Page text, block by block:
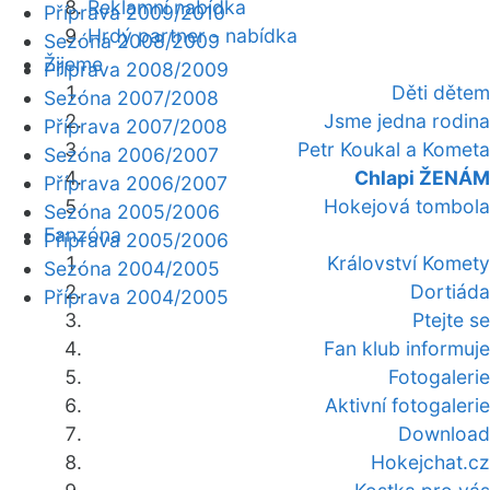
Reklamní nabídka
Hrdý partner - nabídka
Žijeme
Děti dětem
Jsme jedna rodina
Petr Koukal a Kometa
Chlapi ŽENÁM
Hokejová tombola
Fanzóna
Království Komety
Dortiáda
Ptejte se
Fan klub informuje
Fotogalerie
Aktivní fotogalerie
Download
Hokejchat.cz
Příprava 2009/2010
Sezóna 2008/2009
Příprava 2008/2009
Sezóna 2007/2008
Příprava 2007/2008
Sezóna 2006/2007
Příprava 2006/2007
Sezóna 2005/2006
Příprava 2005/2006
Sezóna 2004/2005
Příprava 2004/2005